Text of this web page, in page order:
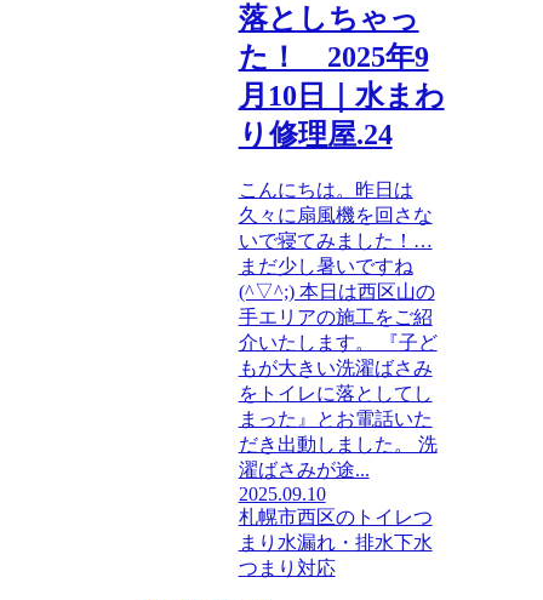
落としちゃっ
た！ 2025年9
月10日｜水まわ
り修理屋.24
こんにちは。昨日は
久々に扇風機を回さな
いで寝てみました！…
まだ少し暑いですね
(^▽^;) 本日は西区山の
手エリアの施工をご紹
介いたします。 『子ど
もが大きい洗濯ばさみ
をトイレに落としてし
まった』とお電話いた
だき出動しました。 洗
濯ばさみが途...
2025.09.10
札幌市西区のトイレつ
まり水漏れ・排水下水
つまり対応